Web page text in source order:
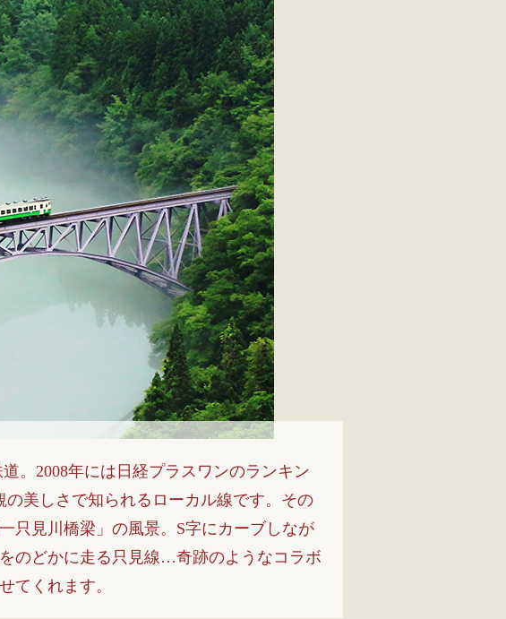
。2008年には日経プラスワンのランキン
美しさで知られるローカル線です。その
只見川橋梁」の風景。S字にカーブしなが
のどかに走る只見線…奇跡のようなコラボ
てくれます。